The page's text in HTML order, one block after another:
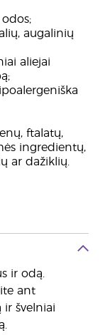
augalinių
aliejai
ftalatų,
ingredientų,
ar dažiklių.
ir odą.
ant
ir švelniai